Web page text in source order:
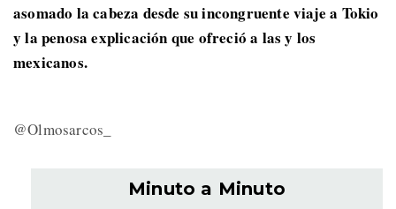
asomado la cabeza desde su incongruente viaje a Tokio
y la penosa explicación que ofreció a las y los
mexicanos.
@Olmosarcos_
Minuto a Minuto